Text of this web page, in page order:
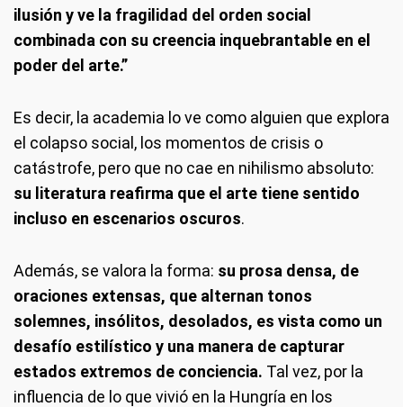
ilusión y ve la fragilidad del orden social
combinada con su creencia inquebrantable en el
poder del arte.”
Es decir, la academia lo ve como alguien que explora
el colapso social, los momentos de crisis o
catástrofe, pero que no cae en nihilismo absoluto:
su literatura reafirma que el arte tiene sentido
incluso en escenarios oscuros.
Además, se valora la forma: su prosa densa, de
oraciones extensas, que alternan tonos
solemnes, insólitos, desolados, es vista como un
desafío estilístico y una manera de capturar
estados extremos de conciencia. Tal vez, por la
influencia de lo que vivió en la Hungría en los